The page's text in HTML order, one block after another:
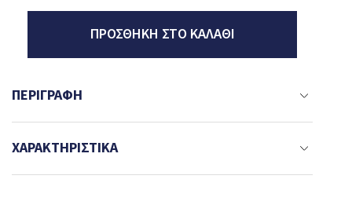
ΠΡΟΣΘΉΚΗ ΣΤΟ ΚΑΛΆΘΙ
ΠΕΡΙΓΡΑΦΉ
ΧΑΡΑΚΤΗΡΙΣΤΙΚΆ